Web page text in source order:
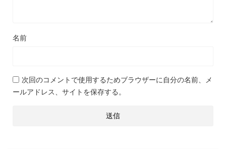
名前
次回のコメントで使用するためブラウザーに自分の名前、メ
ールアドレス、サイトを保存する。